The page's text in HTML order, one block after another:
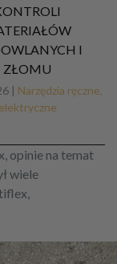
I
ZŁOMU
| Narzędzia ręczne,
elektryczne
opinie na temat
wiele